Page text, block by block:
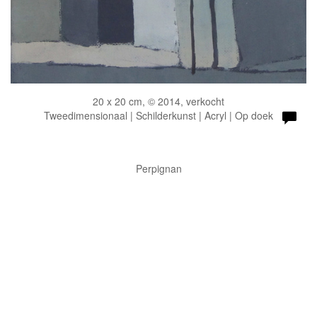
20 x 20 cm, © 2014, verkocht
Tweedimensionaal | Schilderkunst | Acryl | Op doek
Perpignan